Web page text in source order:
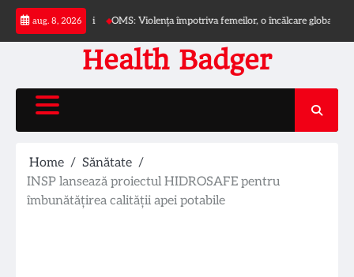
Skip
content
aug. 8, 2026
incontinenței OMS: Violența împotriva femeilor, o încălcare globală a
Health Badger
Home
Sănătate
INSP lansează proiectul HIDROSAFE pentru
îmbunătățirea calității apei potabile